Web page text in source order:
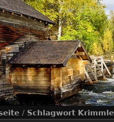
/ Schlagwort